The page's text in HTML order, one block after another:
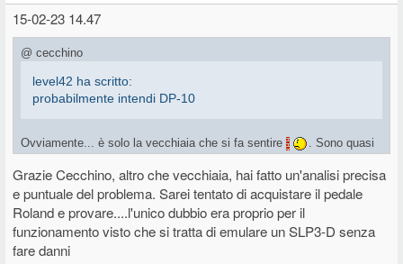
15-02-23 14.47
@ cecchino
level42 ha scritto:
probabilmente intendi DP-10
Ovviamente... è solo la vecchiaia che si fa sentire
. Sono quasi
pronto per comprare un arranger
Secondo me non è detto che occorra modificare qualcosa. Se vedi lo
schema elettrico del dispositivo nel manuale, il pedale di destra (R) è
un normale pot 10KOhm tra tip e sleeve. Gli altri due pedali (M e L)
sono degli switch "impuri", nel senso che hanno in serie
all'interruttore una resistenza che immagino sia diversa tra i due, e
per il resto sono in parallelo e normalmente aperti. Un pedale tipo il
Grazie Cecchino, altro che vecchiaia, hai fatto un'analisi precisa
e puntuale del problema. Sarei tentato di acquistare il pedale
Roland e provare....l'unico dubbio era proprio per il
funzionamento visto che si tratta di emulare un SLP3-D senza
fare danni